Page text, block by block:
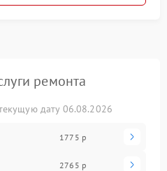
ремонта
дату 06.08.2026
1775 р
2765 р